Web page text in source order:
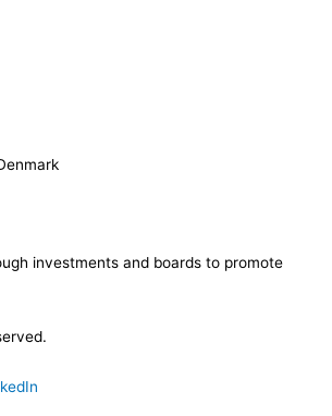
investments and boards to promote